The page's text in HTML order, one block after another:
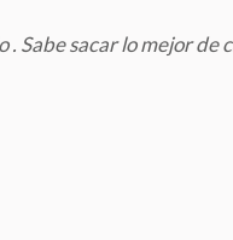
. Sabe sacar lo mejor de